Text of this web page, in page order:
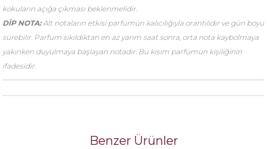
kokuların açığa çıkması beklenmelidir.
DİP NOTA:Alt notaların etkisi parfümün kalıcılığıyla orantılıdır ve gün boyu
sürebilir. Parfüm sıkıldıktan en az yarım saat sonra, orta nota kaybolmaya
yakınken duyulmaya başlayan notadır. Bu kısım parfümün kişiliğinin
ifadesidir.
Benzer Ürünler